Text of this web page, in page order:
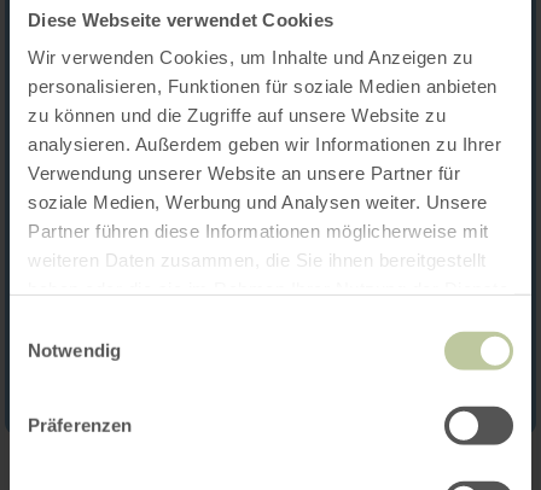
Diese Webseite verwendet Cookies
Wir verwenden Cookies, um Inhalte und Anzeigen zu
personalisieren, Funktionen für soziale Medien anbieten
zu können und die Zugriffe auf unsere Website zu
analysieren. Außerdem geben wir Informationen zu Ihrer
Verwendung unserer Website an unsere Partner für
soziale Medien, Werbung und Analysen weiter. Unsere
Partner führen diese Informationen möglicherweise mit
weiteren Daten zusammen, die Sie ihnen bereitgestellt
Notwendig
Präferenzen